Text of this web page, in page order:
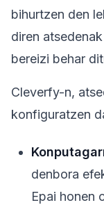
bihurtzen den
diren
bereizi behar
Cleverfy-n,
konfiguratzen
denbora
Epai honen